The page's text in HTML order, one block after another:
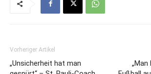
Vorheriger Artikel
„Unsicherheit hat man